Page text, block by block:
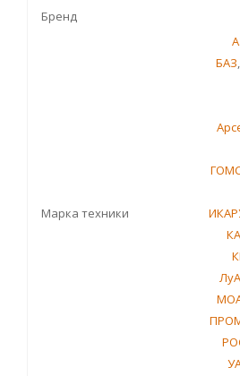
Бренд
Марка техники
БАЗ,